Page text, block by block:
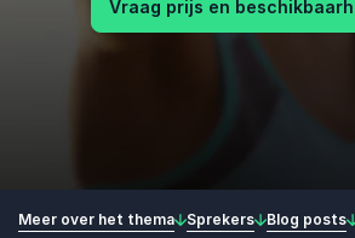
Vraag prijs en
Meer over het thema Sprekers Blog posts